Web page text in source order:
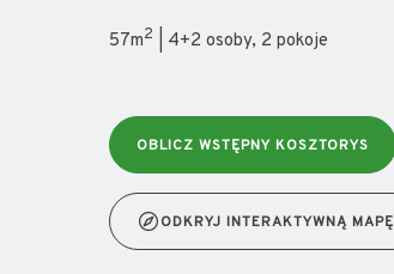
57m2 | 4+2 osoby, 2 pokoje
OBLICZ WSTĘPNY KOSZTORYS
ODKRYJ INTERAKTYWNĄ MAPĘ